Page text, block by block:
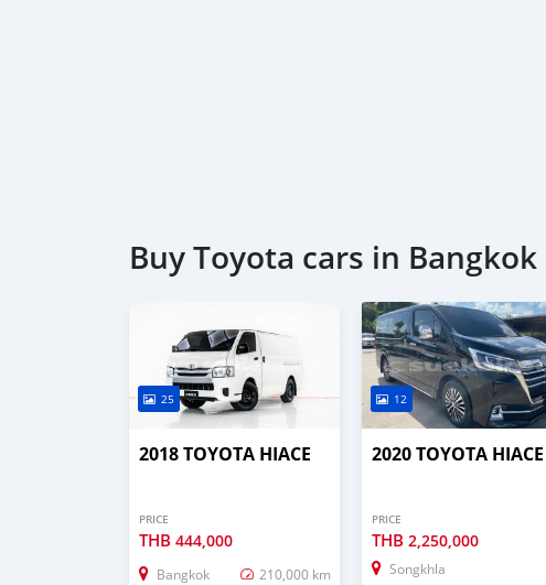
Buy Toyota cars in Bangkok
25
2018 TOYOTA HIACE
PRICE
THB 444,000
Bangkok 210,000 km
12
2020 TOYOTA HIACE
PRICE
THB2,250,000
Songkhla